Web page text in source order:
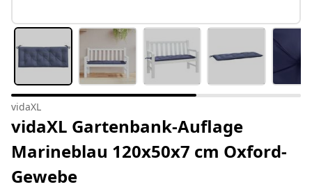
vidaXL
vidaXL Gartenbank-Auflage
Marineblau 120x50x7 cm Oxford-
Gewebe